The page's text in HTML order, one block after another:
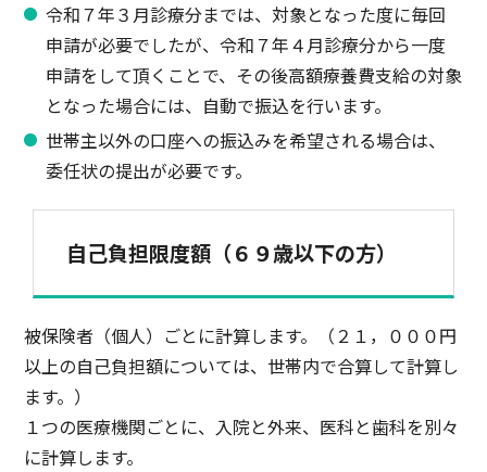
令和７年３月診療分までは、対象となった度に毎回
申請が必要でしたが、令和７年４月診療分から一度
申請をして頂くことで、その後高額療養費支給の対象
となった場合には、自動で振込を行います。
世帯主以外の口座への振込みを希望される場合は、
委任状の提出が必要です。
自己負担限度額（６９歳以下の方）
被保険者（個人）ごとに計算します。（２１，０００円
以上の自己負担額については、世帯内で合算して計算し
ます。）
１つの医療機関ごとに、入院と外来、医科と歯科を別々
に計算します。